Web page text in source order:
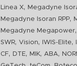
Linea X, Megadyne
Megadyne Isoran RPP,
Megadyne Megapower,
SWR,Vision, IWIS-Elite,
CF, DTE, MIK, ABA,